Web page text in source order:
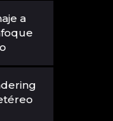
a